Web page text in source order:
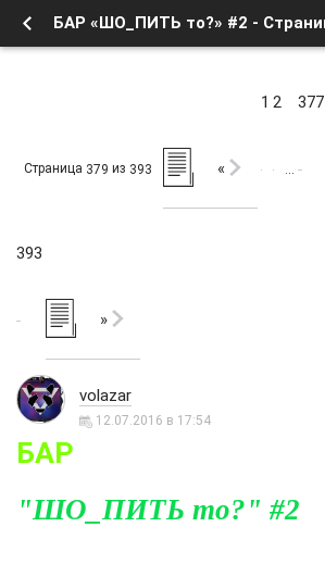
Страница 379 из 393 «
1 2
…
377
393
»
volazar
12.07.2016 в 17:54
БАР
"ШО_ПИТЬ то?" #2